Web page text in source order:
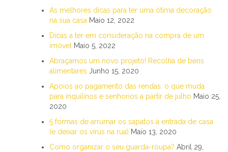
As melhores dicas para ter uma ótima decoração
na sua casa Maio 12, 2022
Dicas a ter em consideração na compra de um
imóvel
Maio 5, 2022
Abraçamos um novo projeto! Recolha de bens
alimentares Junho 15, 2020
Apoios ao pagamento das rendas: o que muda
para inquilinos e senhorios a partir de julho Maio 25,
2020
5 formas de arrumar os sapatos à entrada de casa
(e deixar os vírus na rua) Maio 13, 2020
Como organizar o seu guarda-roupa? Abril 29,